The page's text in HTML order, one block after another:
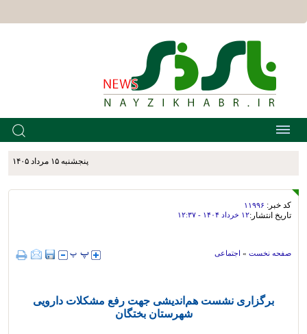
پنجشنبه ۱۵ مرداد ۱۴۰۵
کد خبر: ۱۱۹۹۶
تاریخ انتشار:۱۲ خرداد ۱۴۰۴ - ۱۲:۳۷
صفحه نخست » اجتماعی
برگزاری نشست هم‌اندیشی جهت رفع مشکلات دارویی
شهرستان بختگان